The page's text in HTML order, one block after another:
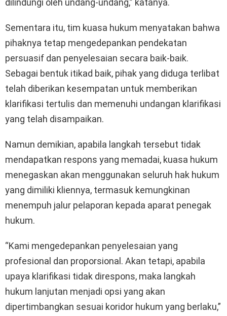
dilindungi oleh undang-undang,” katanya.
Sementara itu, tim kuasa hukum menyatakan bahwa
pihaknya tetap mengedepankan pendekatan
persuasif dan penyelesaian secara baik-baik.
Sebagai bentuk itikad baik, pihak yang diduga terlibat
telah diberikan kesempatan untuk memberikan
klarifikasi tertulis dan memenuhi undangan klarifikasi
yang telah disampaikan.
Namun demikian, apabila langkah tersebut tidak
mendapatkan respons yang memadai, kuasa hukum
menegaskan akan menggunakan seluruh hak hukum
yang dimiliki kliennya, termasuk kemungkinan
menempuh jalur pelaporan kepada aparat penegak
hukum.
“Kami mengedepankan penyelesaian yang
profesional dan proporsional. Akan tetapi, apabila
upaya klarifikasi tidak direspons, maka langkah
hukum lanjutan menjadi opsi yang akan
dipertimbangkan sesuai koridor hukum yang berlaku,”